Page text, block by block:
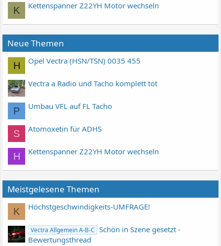
K Kettenspanner Z22YH Motor wechseln
Neue Themen
H Opel Vectra (HSN/TSN) 0035 455
Vectra a Radio und Tacho komplett tot
P Umbau VFL auf FL Tacho
S Atomoxetin für ADHS
H Kettenspanner Z22YH Motor wechseln
Meistgelesene Themen
K Höchstgeschwindigkeits-UMFRAGE!
Vectra Allgemein A-B-C
Schön in Szene gesetzt -
Bewertungsthread